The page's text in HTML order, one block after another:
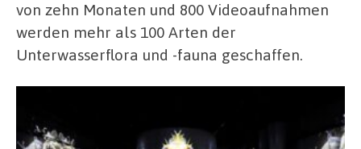
von zehn Monaten und 800 Videoaufnahmen
werden mehr als 100 Arten der
Unterwasserflora und -fauna geschaffen.